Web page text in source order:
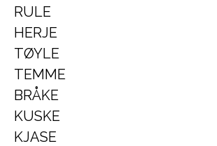
RULE
HERJE
TØYLE
TEMME
BRÅKE
KUSKE
KJASE